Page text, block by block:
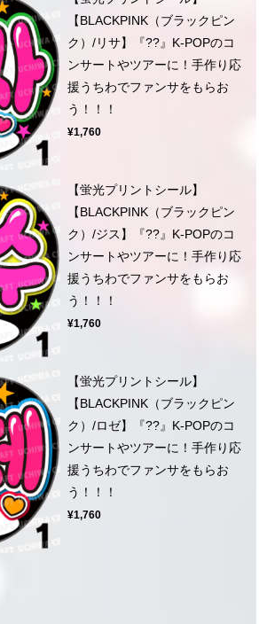
【BLACKPINK（ブラックピン
ク）/リサ】『??』K-POPのコ
ンサートやツアーに！手作り応
援うちわでファンサをもらお
う！！！
¥1,760
【蛍光プリントシール】
【BLACKPINK（ブラックピン
ク）/ジス】『??』K-POPのコ
ンサートやツアーに！手作り応
援うちわでファンサをもらお
う！！！
¥1,760
【蛍光プリントシール】
【BLACKPINK（ブラックピン
ク）/ロゼ】『??』K-POPのコ
ンサートやツアーに！手作り応
援うちわでファンサをもらお
う！！！
¥1,760